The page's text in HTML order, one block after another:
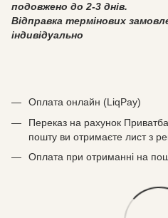
подовжено до 2-3 днів.
Відправка термінових
індивідуально
Оплата онлайн (LiqPay)
Переказ на рахунок
пошту ви отримаєте лист з
Оплата при отриманні на